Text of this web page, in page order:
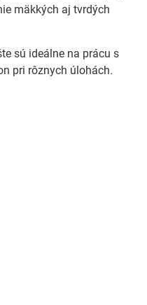
mäkkých aj tvrdých
sú ideálne na prácu s
pri rôznych úlohách.